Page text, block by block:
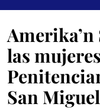
las
San Miguel